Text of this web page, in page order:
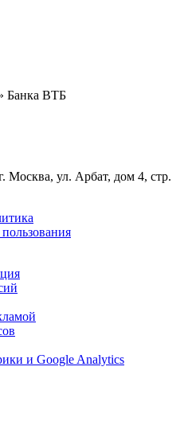
Банка ВТБ
Москва, ул. Арбат, дом 4, стр.
и Google Analytics